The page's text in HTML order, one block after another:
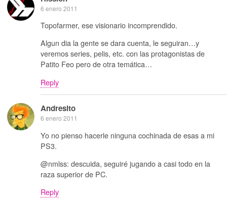
6 enero 2011
Topofarmer, ese visionario incomprendido.
Algun dia la gente se dara cuenta, le seguiran…y
veremos series, pelis, etc. con las protagonistas de
Patito Feo pero de otra temática…
Reply
Andresito
6 enero 2011
Yo no pienso hacerle ninguna cochinada de esas a mi
PS3.
@nmlss: descuida, seguiré jugando a casi todo en la
raza superior de PC.
Reply